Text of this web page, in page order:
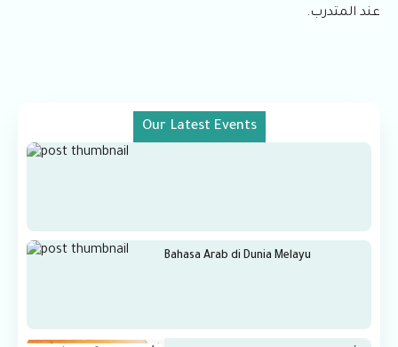
عند المتدرب.
Our Latest Events
Bahasa Arab di Dunia Melayu